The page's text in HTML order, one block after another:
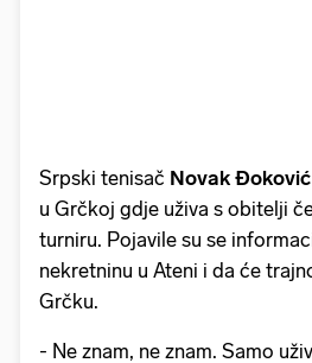
Srpski tenisač Novak Đoković
u Grčkoj gdje uživa s obitelji
turniru. Pojavile su se
nekretninu u Ateni i da će
Grčku.
- Ne znam, ne znam. Samo